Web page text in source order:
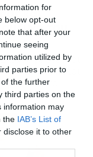
for
below opt-out
that after your
seeing
utilized by
parties prior to
the further
third parties on the
information may
the IAB’s List of
disclose it to other
και
σύζυγό του
με ζευγάρι
οι οποίοι
Χθες το
νυχτερινή
της οποίας
Στην
στις 2:30 τα